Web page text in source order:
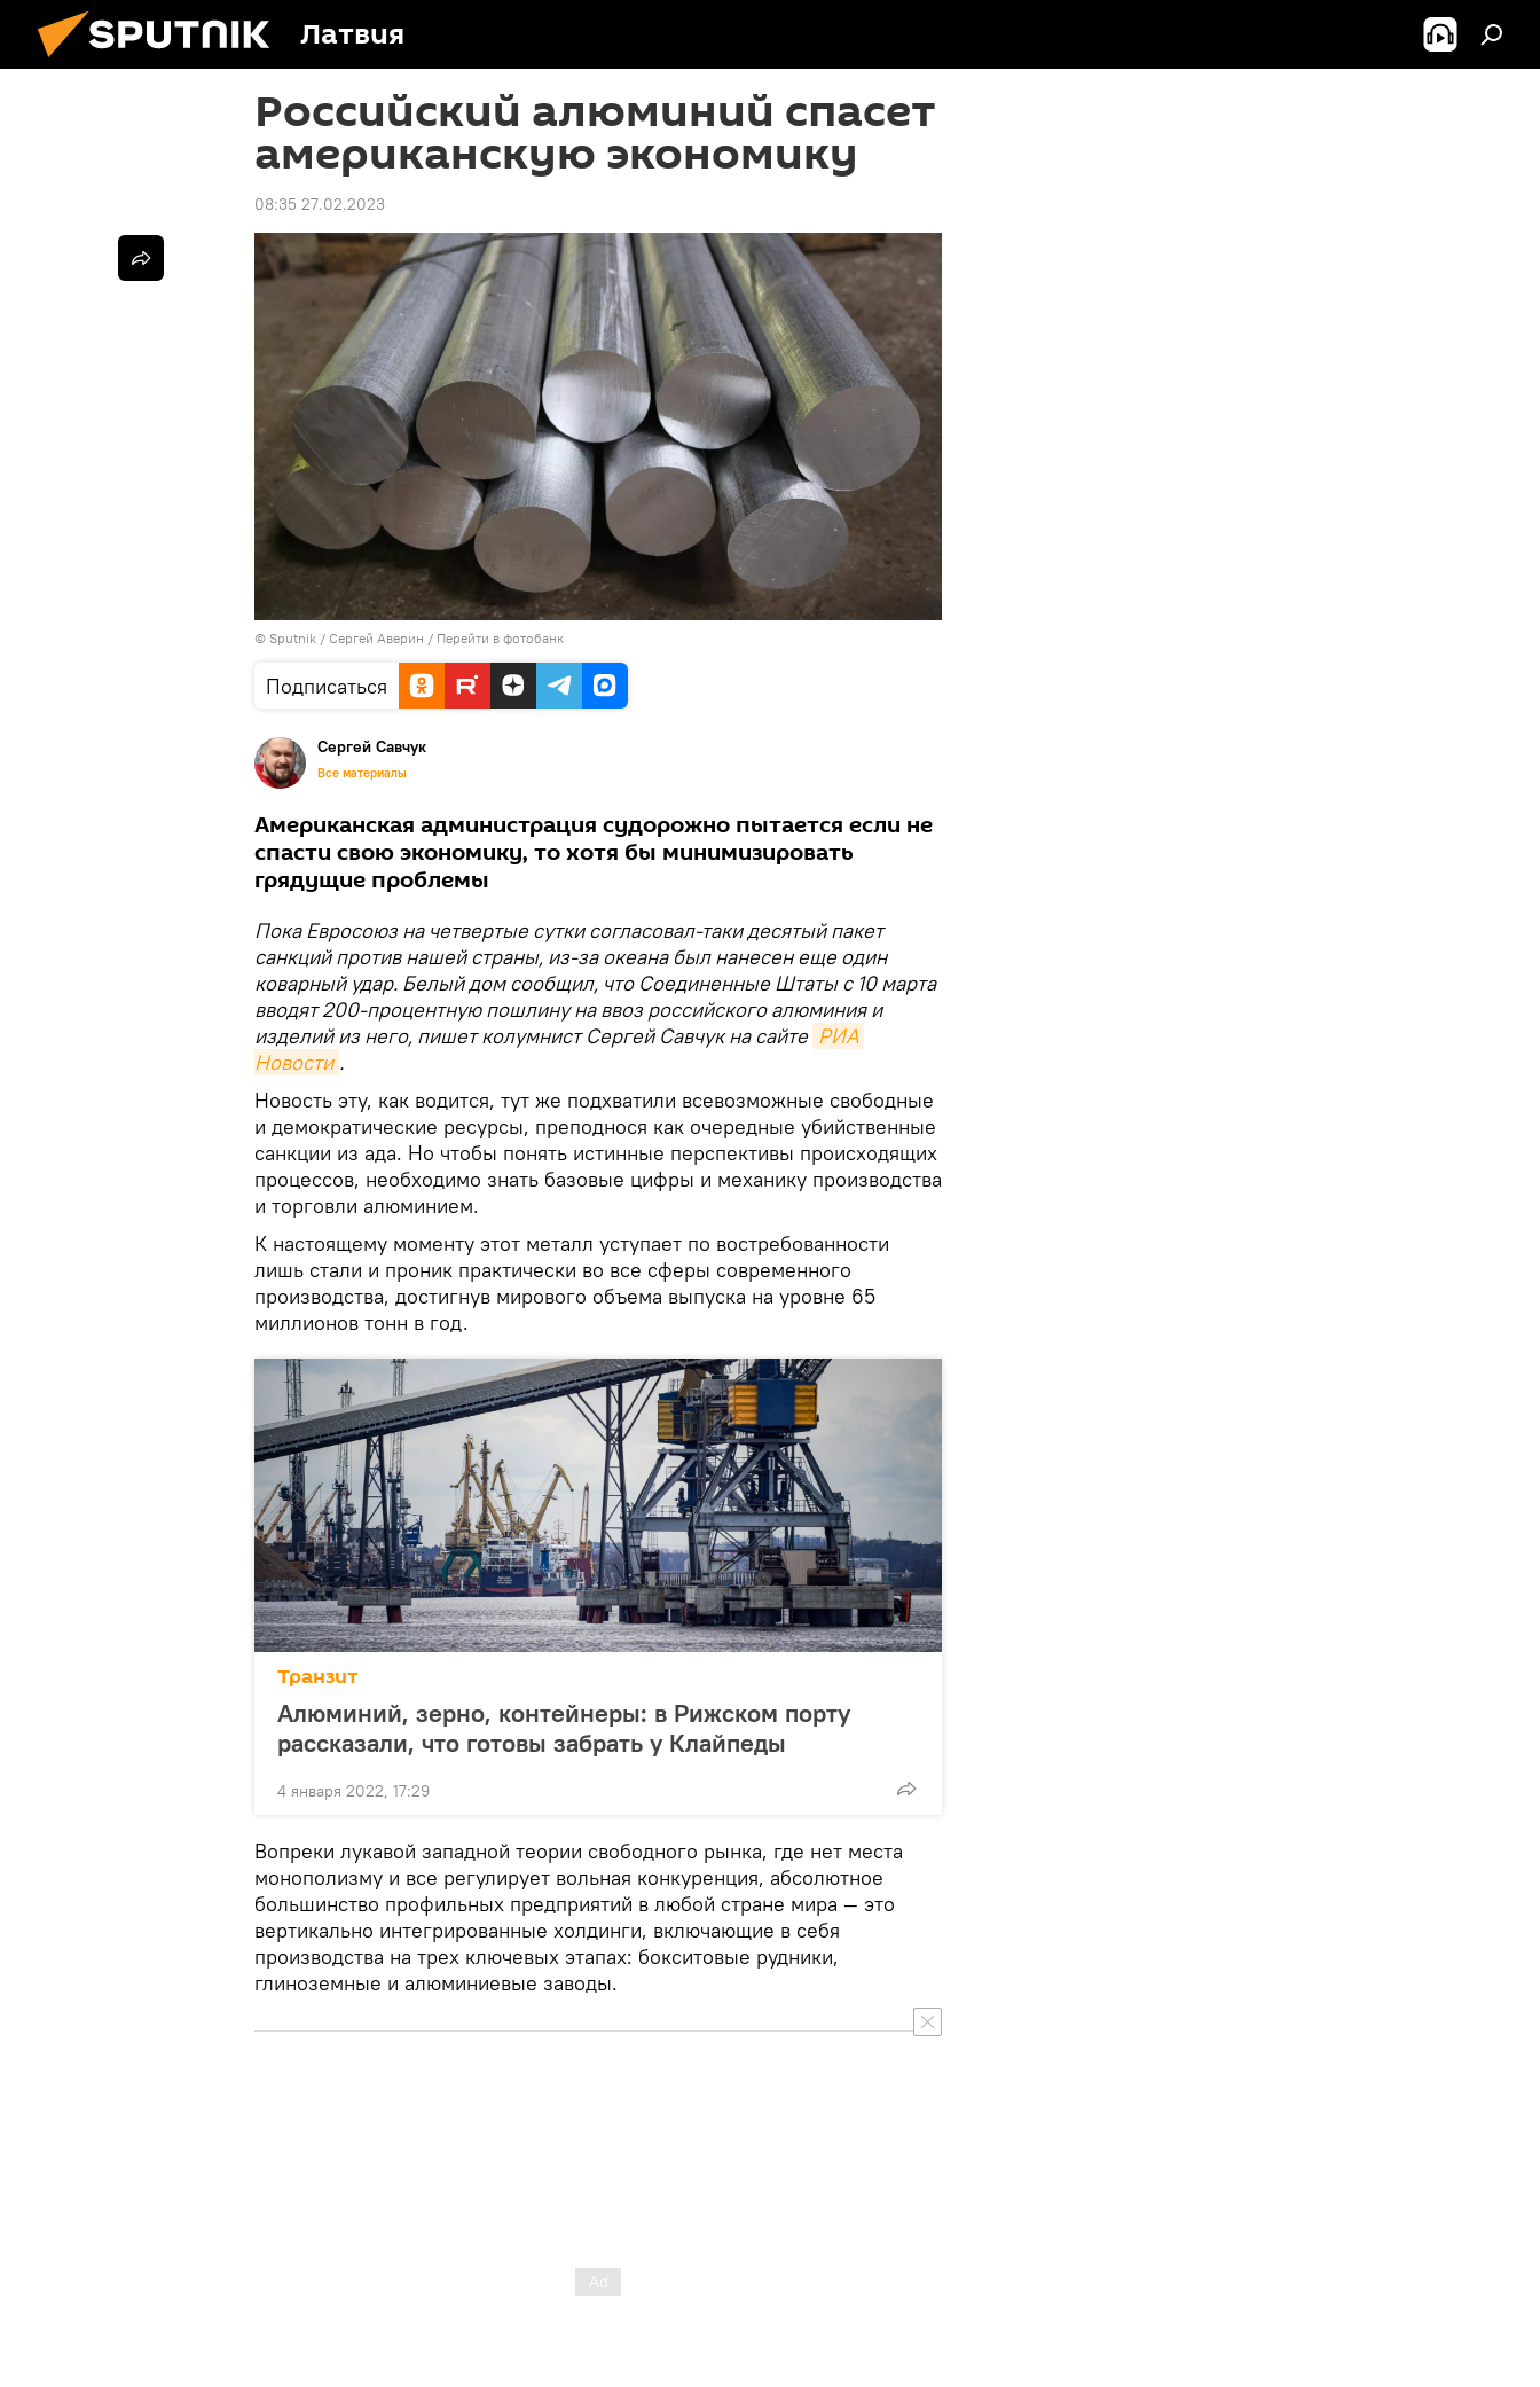
Латвия
Российский алюминий спасет
американскую экономику
08:35 27.02.2023
© Sputnik / Сергей Аверин / Перейти в фотобанк
Подписаться
Сергей Савчук
Все материалы
Американская администрация судорожно пытается если не
спасти свою экономику, то хотя бы минимизировать
грядущие проблемы
Пока Евросоюз на четвертые сутки согласовал-таки десятый пакет
санкций против нашей страны, из-за океана был нанесен еще один
коварный удар. Белый дом сообщил, что Соединенные Штаты с 10 марта
вводят 200-процентную пошлину на ввоз российского алюминия и
изделий из него, пишет колумнист Сергей Савчук на сайте РИА
Новости .
Новость эту, как водится, тут же подхватили всевозможные свободные
и демократические ресурсы, преподнося как очередные убийственные
санкции из ада. Но чтобы понять истинные перспективы происходящих
процессов, необходимо знать базовые цифры и механику производства
и торговли алюминием.
К настоящему моменту этот металл уступает по востребованности
лишь стали и проник практически во все сферы современного
производства, достигнув мирового объема выпуска на уровне 65
миллионов тонн в год.
Транзит
Алюминий, зерно, контейнеры: в Рижском порту
рассказали, что готовы забрать у Клайпеды
4 января 2022, 17:29
Вопреки лукавой западной теории свободного рынка, где нет места
монополизму и все регулирует вольная конкуренция, абсолютное
большинство профильных предприятий в любой стране мира — это
вертикально интегрированные холдинги, включающие в себя
производства на трех ключевых этапах: бокситовые рудники,
глиноземные и алюминиевые заводы.